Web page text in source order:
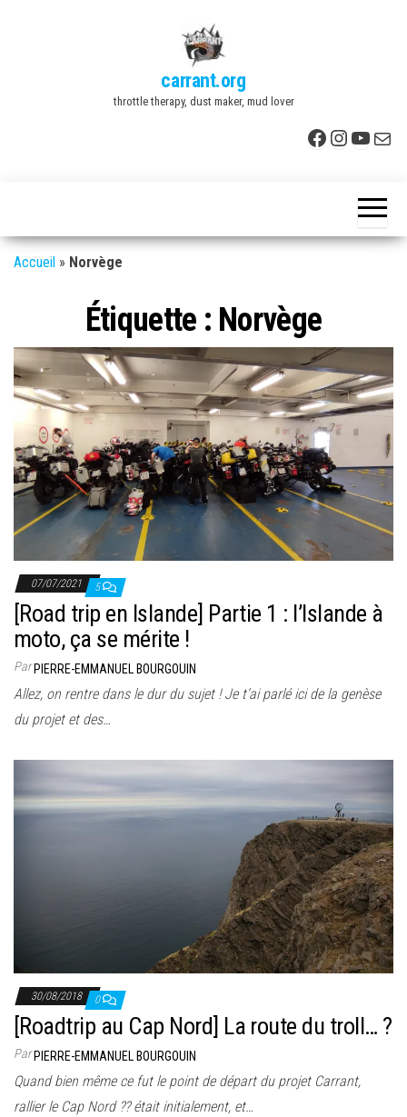
carrant.org
throttle therapy, dust maker, mud lover
Facebook
E-
Accueil » Norvège
Étiquette : Norvège
07/07/2021 5
[Road trip en Islande] Partie 1 : l’Islande à
moto, ça se mérite !
ParPIERRE-EMMANUEL BOURGOUIN
Allez, on rentre dans le dur du sujet ! Je t’ai parlé ici de la genèse
du projet et des…
30/08/2018 0
[Roadtrip au Cap Nord] La route du troll… ?
ParPIERRE-EMMANUEL BOURGOUIN
Quand bien même ce fut le point de départ du projet Carrant,
rallier le Cap Nord ?? était initialement, et…